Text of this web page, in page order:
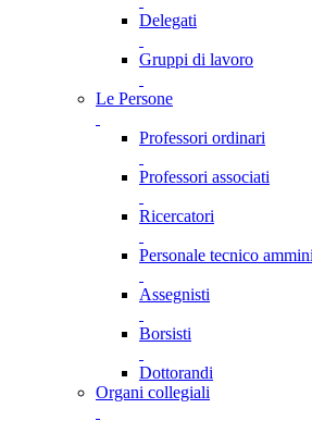
Delegati
Gruppi di lavoro
Le Persone
Professori ordinari
Professori associati
Ricercatori
Personale tecnico
Assegnisti
Borsisti
Dottorandi
Organi collegiali